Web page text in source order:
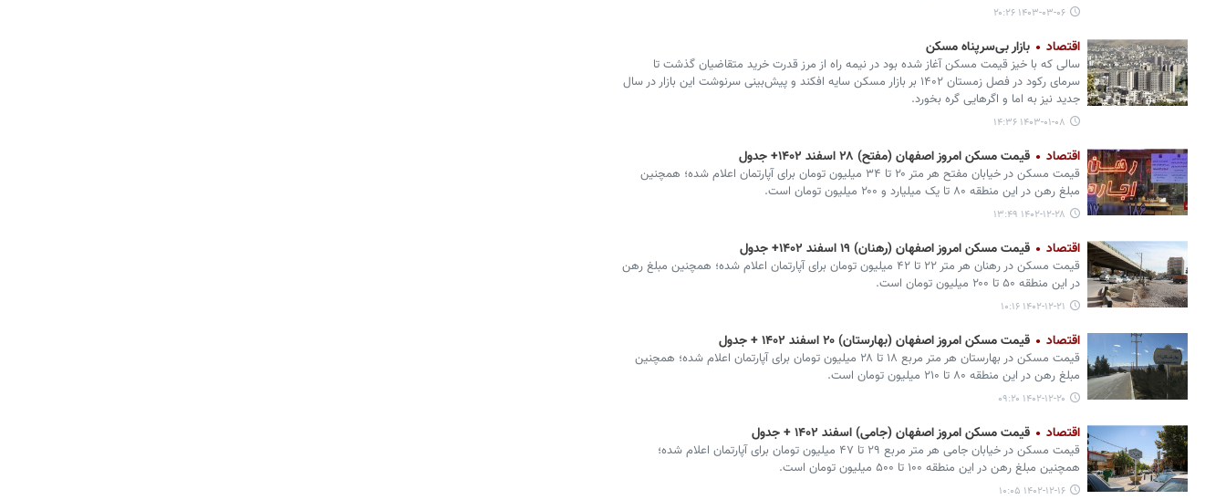
۱۴۰۳-۰۳-۰۶ ۲۰:۲۶
اقتصاد بازار بی‌سرپناه مسکن
سالی که با خیز قیمت مسکن آغاز شده بود در نیمه راه از مرز قدرت خرید متقاضیان گذشت تا
سرمای رکود در فصل زمستان ۱۴۰۲ بر بازار مسکن سایه افکند و پیش‌بینی سرنوشت این بازار در سال
جدید نیز به اما و اگرهایی گره بخورد.
۱۴۰۳-۰۱-۰۸ ۱۴:۳۶
اقتصاد قیمت مسکن امروز اصفهان (مفتح) ۲۸ اسفند ۱۴۰۲+ جدول
قیمت مسکن در خیابان مفتح هر متر ۲۰ تا ۳۴ میلیون تومان برای آپارتمان اعلام شده؛ همچنین
مبلغ رهن در این منطقه ۸۰ تا یک میلیارد و ۲۰۰ میلیون تومان است.
۱۴۰۲-۱۲-۲۸ ۱۳:۴۹
اقتصاد قیمت مسکن امروز اصفهان (رهنان) ۱۹ اسفند ۱۴۰۲+ جدول
قیمت مسکن در رهنان هر متر ۲۲ تا ۴۲ میلیون تومان برای آپارتمان اعلام شده؛ همچنین مبلغ رهن
در این منطقه ۵۰ تا ۲۰۰ میلیون تومان است.
۱۴۰۲-۱۲-۲۱ ۱۰:۱۶
اقتصاد قیمت مسکن امروز اصفهان (بهارستان) ۲۰ اسفند ۱۴۰۲ + جدول
قیمت مسکن در بهارستان هر متر مربع ۱۸ تا ۲۸ میلیون تومان برای آپارتمان اعلام شده؛ همچنین
مبلغ رهن در این منطقه ۸۰ تا ۲۱۰ میلیون تومان است.
۱۴۰۲-۱۲-۲۰ ۰۹:۲۰
اقتصاد قیمت مسکن امروز اصفهان (جامی) اسفند ۱۴۰۲ + جدول
قیمت مسکن در خیابان جامی هر متر مربع ۲۹ تا ۴۷ میلیون تومان برای آپارتمان اعلام شده؛
همچنین مبلغ رهن در این منطقه ۱۰۰ تا ۵۰۰ میلیون تومان است.
۱۴۰۲-۱۲-۱۶ ۱۰:۰۵